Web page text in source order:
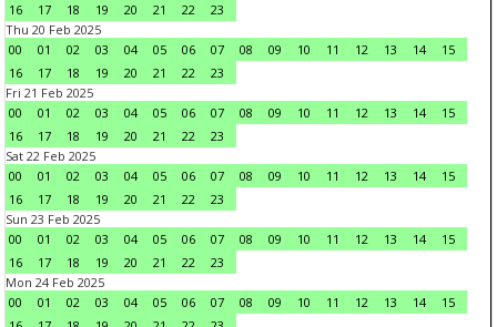
16
17 18 19 20 21 22
23
Thu 20 Feb 2025
00
01 02 03 04 05 06 07 08 09 10 11 12 13 14
15
16
17 18 19 20 21 22
23
Fri 21 Feb 2025
00
01 02 03 04 05 06 07 08 09 10 11 12 13 14
15
16
17 18 19 20 21 22
23
Sat 22 Feb 2025
00
01 02 03 04 05 06 07 08 09 10 11 12 13 14
15
16
17 18 19 20 21 22
23
Sun 23 Feb 2025
00
01 02 03 04 05 06 07 08 09 10 11 12 13 14
15
16
17 18 19 20 21 22
23
Mon 24 Feb 2025
00
01 02 03 04 05 06 07 08 09 10 11 12 13 14
15